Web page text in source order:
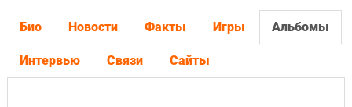
Био Новости Факты Игры Альбомы
Интервью Связи Сайты